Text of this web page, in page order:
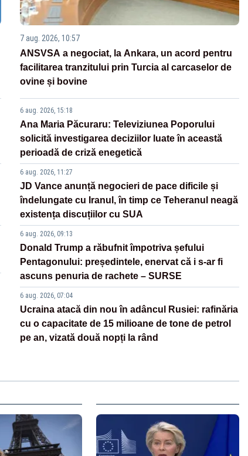
7 aug. 2026, 10:57
ANSVSA a negociat, la Ankara, un acord pentru
facilitarea tranzitului prin Turcia al carcaselor de
ovine și bovine
6 aug. 2026, 15:18
Ana Maria Păcuraru: Televiziunea Poporului
solicită investigarea deciziilor luate în această
perioadă de criză enegetică
6 aug. 2026, 11:27
JD Vance anunță negocieri de pace dificile și
îndelungate cu Iranul, în timp ce Teheranul neagă
existența discuțiilor cu SUA
6 aug. 2026, 09:13
Donald Trump a răbufnit împotriva șefului
Pentagonului: președintele, enervat că i s-ar fi
ascuns penuria de rachete – SURSE
6 aug. 2026, 07:04
Ucraina atacă din nou în adâncul Rusiei: rafinăria
cu o capacitate de 15 milioane de tone de petrol
pe an, vizată două nopți la rând